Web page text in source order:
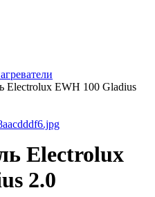
Electrolux EWH 100 Gladius
Electrolux
2.0